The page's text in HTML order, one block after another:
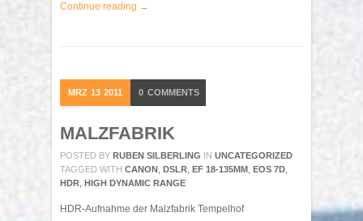
Continue reading →
MRZ 13 2011 0 COMMENTS
MALZFABRIK
POSTED BY RUBEN SILBERLING IN UNCATEGORIZED
TAGGED WITH CANON DSLR EF 18-135MM EOS 7D
HDR HIGH DYNAMIC RANGE
HDR-Aufnahme der Malzfabrik Tempelhof